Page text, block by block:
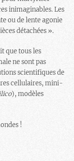
inimaginables. Les
ou de lente agonie
détachées ».
que tous les
ne sont pas
scientifiques de
cellulaires, mini-
), modèles
!